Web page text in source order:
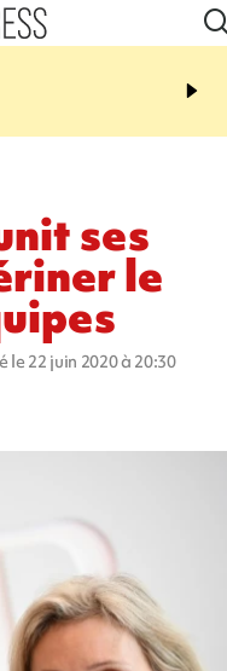
21:08
et Turquie scellent un
ses
le
le 22 juin 2020 à 20:30